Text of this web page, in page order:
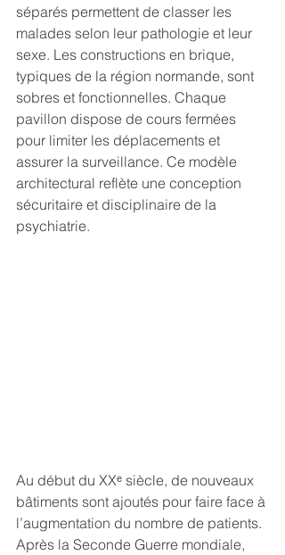
séparés permettent de classer les
malades selon leur pathologie et leur
sexe. Les constructions en brique,
typiques de la région normande, sont
sobres et fonctionnelles. Chaque
pavillon dispose de cours fermées
pour limiter les déplacements et
assurer la surveillance. Ce modèle
architectural reflète une conception
sécuritaire et disciplinaire de la
psychiatrie.
Au début du XXᵉ siècle, de nouveaux
bâtiments sont ajoutés pour faire face à
l’augmentation du nombre de patients.
Après la Seconde Guerre mondiale,